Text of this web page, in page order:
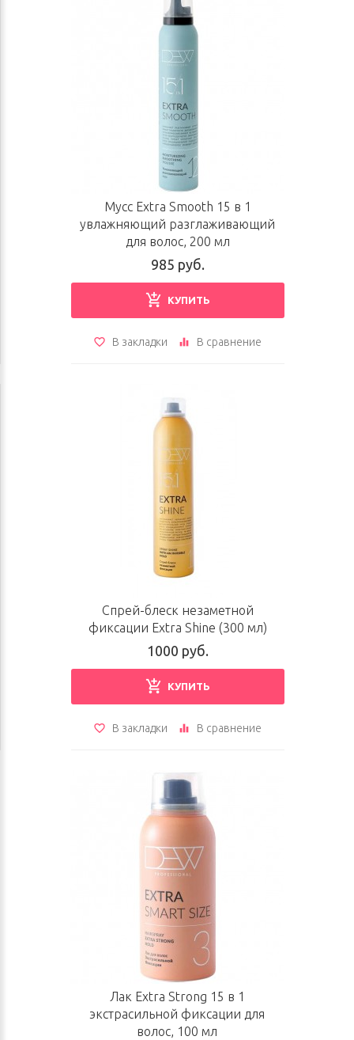
Мусс Extra Smooth 15 в 1
увлажняющий разглаживающий
для волос, 200 мл
985 руб.
КУПИТЬ
В закладки В сравнение
Спрей-блеск незаметной
фиксации Extra Shine (300 мл)
1000 руб.
КУПИТЬ
В закладки В сравнение
Лак Extra Strong 15 в 1
экстрасильной фиксации для
волос, 100 мл